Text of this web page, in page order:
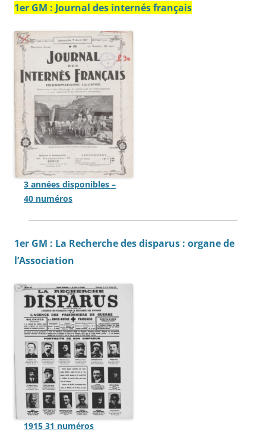
1er GM : Journal des internés français
3 années disponibles –
40 numéros
1er GM : La Recherche des disparus : organe de
l’Association
1915 31 numéros